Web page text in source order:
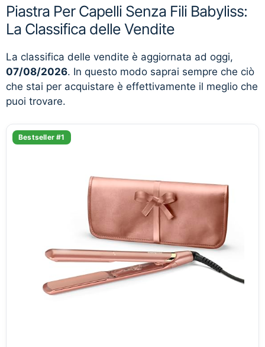
Piastra Per Capelli Senza Fili Babyliss:
La Classifica delle Vendite
La classifica delle vendite è aggiornata ad oggi,
07/08/2026. In questo modo saprai sempre che ciò
che stai per acquistare è effettivamente il meglio che
puoi trovare.
Bestseller #1